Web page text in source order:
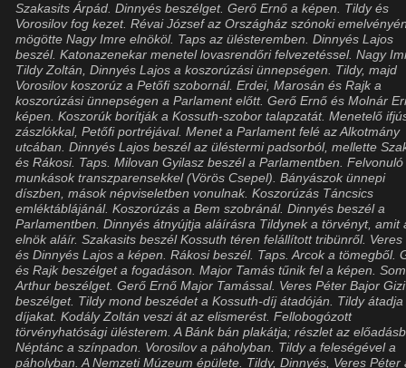
Szakasits Árpád. Dinnyés beszélget. Gerő Ernő a képen. Tildy és
Vorosilov fog kezet. Révai József az Országház szónoki
mögötte Nagy Imre elnököl. Taps az ülésteremben. Dinnyés Lajos
beszél. Katonazenekar menetel lovasrendőri felvezetéssel. Nagy
Tildy Zoltán, Dinnyés Lajos a koszorúzási ünnepségen. Tildy, majd
Vorosilov koszorúz a Petőfi szobornál. Erdei, Marosán és Rajk a
koszorúzási ünnepségen a Parlament előtt. Gerő Ernő és Molnár
képen. Koszorúk borítják a Kossuth-szobor talapzatát. Menetelő
zászlókkal, Petőfi portréjával. Menet a Parlament felé az Alkotmány
utcában. Dinnyés Lajos beszél az üléstermi padsorból, mellette
és Rákosi. Taps. Milovan Gyilasz beszél a Parlamentben. Felvonuló
munkások transzparensekkel (Vörös Csepel). Bányászok ünnepi
díszben, mások népviseletben vonulnak. Koszorúzás Táncsics
emléktáblájánál. Koszorúzás a Bem szobránál. Dinnyés beszél a
Parlamentben. Dinnyés átnyújtja aláírásra Tildynek a törvényt, amit
elnök aláír. Szakasits beszél Kossuth téren felállított tribünről. Veres
és Dinnyés Lajos a képen. Rákosi beszél. Taps. Arcok a tömegből.
és Rajk beszélget a fogadáson. Major Tamás tűnik fel a képen.
Arthur beszélget. Gerő Ernő Major Tamással. Veres Péter Bajor
beszélget. Tildy mond beszédet a Kossuth-díj átadóján. Tildy
díjakat. Kodály Zoltán veszi át az elismerést. Fellobogózott
törvényhatósági ülésterem. A Bánk bán plakátja; részlet az
Néptánc a színpadon. Vorosilov a páholyban. Tildy a feleségével a
páholyban. A Nemzeti Múzeum épülete. Tildy, Dinnyés, Veres Péter